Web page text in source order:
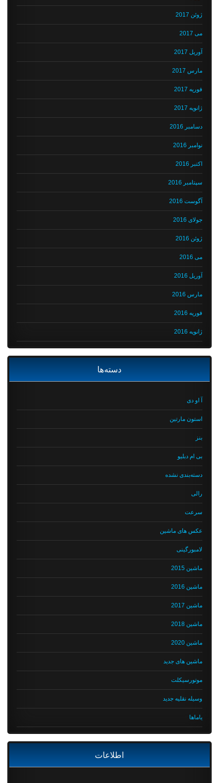
ژوئن 2017
می 2017
آوریل 2017
مارس 2017
فوریه 2017
ژانویه 2017
دسامبر 2016
نوامبر 2016
اکتبر 2016
سپتامبر 2016
آگوست 2016
جولای 2016
ژوئن 2016
می 2016
آوریل 2016
مارس 2016
فوریه 2016
ژانویه 2016
دسته‌ها
آ او دی
استون مارتین
بی ام دبلیو
دسته‌بندی نشده
رالی
سرعت
عکس های ماشین
لامبورگینی
ماشین 2015
ماشین 2016
ماشین 2017
ماشین 2018
ماشین 2020
ماشین های جدید
موتورسیکلت
وسیله نقلیه جدید
یاماها
اطلاعات